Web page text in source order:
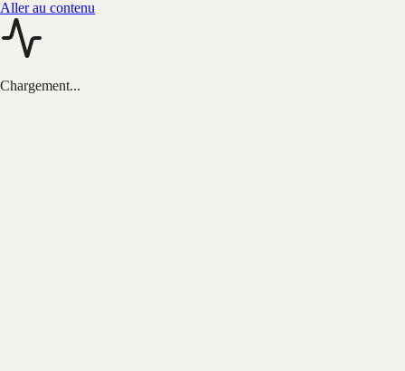
Aller au contenu
Chargement...